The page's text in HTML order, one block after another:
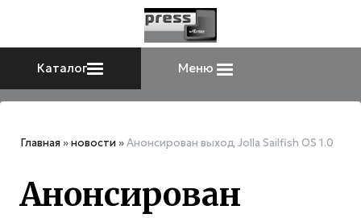
Каталог Меню
Главная »новости »Анонсирован выход Jolla Sailfish OS 1.0
Анонсирован